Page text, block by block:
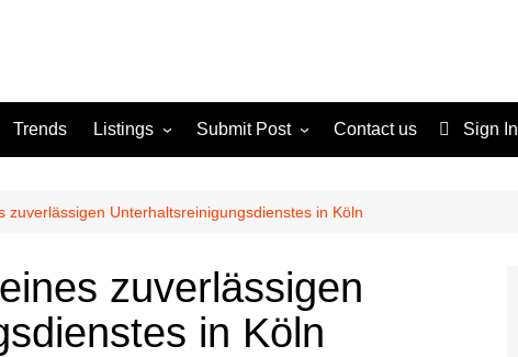
Trends Listings
For Sale
Submit Post
Terms and Conditions
Contact us Sign In
zuverlässigen Unterhaltsreinigungsdienstes in Köln
zuverlässigen
in Köln